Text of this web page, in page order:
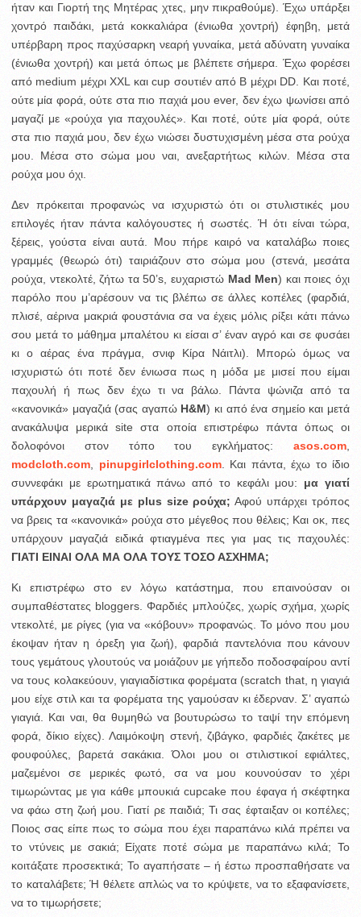
ήταν και Γιορτή της Μητέρας χτες, μην πικραθούμε). Έχω υπάρξει
χοντρό παιδάκι, μετά κοκκαλιάρα (ένιωθα χοντρή) έφηβη, μετά
υπέρβαρη προς παχύσαρκη νεαρή γυναίκα, μετά αδύνατη γυναίκα
(ένιωθα χοντρή) και μετά όπως με βλέπετε σήμερα. Έχω φορέσει
από medium μέχρι XXL και cup σουτιέν από B μέχρι DD. Και ποτέ,
ούτε μία φορά, ούτε στα πιο παχιά μου ever, δεν έχω ψωνίσει από
μαγαζί με «ρούχα για παχουλές». Και ποτέ, ούτε μία φορά, ούτε
στα πιο παχιά μου, δεν έχω νιώσει δυστυχισμένη μέσα στα ρούχα
μου. Μέσα στο σώμα μου ναι, ανεξαρτήτως κιλών. Μέσα στα
ρούχα μου όχι.
Δεν πρόκειται προφανώς να ισχυριστώ ότι οι στυλιστικές μου
επιλογές ήταν πάντα καλόγουστες ή σωστές. Ή ότι είναι τώρα,
ξέρεις, γούστα είναι αυτά. Μου πήρε καιρό να καταλάβω ποιες
γραμμές (θεωρώ ότι) ταιριάζουν στο σώμα μου (στενά, μεσάτα
ρούχα, ντεκολτέ, ζήτω τα 50’s, ευχαριστώ Mad Men) και ποιες όχι
παρόλο που μ’αρέσουν να τις βλέπω σε άλλες κοπέλες (φαρδιά,
πλισέ, αέρινα μακριά φουστάνια σα να έχεις μόλις ρίξει κάτι πάνω
σου μετά το μάθημα μπαλέτου κι είσαι σ’ έναν αγρό και σε φυσάει
κι ο αέρας ένα πράγμα, σνιφ Κίρα Νάιτλι). Μπορώ όμως να
ισχυριστώ ότι ποτέ δεν ένιωσα πως η μόδα με μισεί που είμαι
παχουλή ή πως δεν έχω τι να βάλω. Πάντα ψώνιζα από τα
«κανονικά» μαγαζιά (σας αγαπώ H&M) κι από ένα σημείο και μετά
ανακάλυψα μερικά site στα οποία επιστρέφω πάντα όπως οι
δολοφόνοι στον τόπο του εγκλήματος: asos.com
modcloth.com
pinupgirlclothing.com. Και πάντα, έχω το ίδιο
συννεφάκι με ερωτηματικά πάνω από το κεφάλι μου: μα γιατί
υπάρχουν μαγαζιά με plus size ρούχα; Αφού υπάρχει τρόπος
να βρεις τα «κανονικά» ρούχα στο μέγεθος που θέλεις; Και οκ, πες
υπάρχουν μαγαζιά ειδικά φτιαγμένα πες για μας τις παχουλές:
ΓΙΑΤΙ ΕΙΝΑΙ ΟΛΑ ΜΑ ΟΛΑ ΤΟΥΣ ΤΟΣΟ ΑΣΧΗΜΑ;
Κι επιστρέφω στο εν λόγω κατάστημα, που επαινούσαν οι
συμπαθέστατες bloggers. Φαρδιές μπλούζες, χωρίς σχήμα, χωρίς
ντεκολτέ, με ρίγες (για να «κόβουν» προφανώς. Το μόνο που μου
έκοψαν ήταν η όρεξη για ζωή), φαρδιά παντελόνια που κάνουν
τους γεμάτους γλουτούς να μοιάζουν με γήπεδο ποδοσφαίρου αντί
να τους κολακεύουν, γιαγιαδίστικα φορέματα (scratch that, η γιαγιά
μου είχε στιλ και τα φορέματα της γαμούσαν κι έδερναν. Σ’ αγαπώ
γιαγιά. Και ναι, θα θυμηθώ να βουτυρώσω το ταψί την επόμενη
φορά, δίκιο είχες). Λαιμόκοψη στενή, ζιβάγκο, φαρδιές ζακέτες με
φουφούλες, βαρετά σακάκια. Όλοι μου οι στιλιστικοί εφιάλτες,
μαζεμένοι σε μερικές φωτό, σα να μου κουνούσαν το χέρι
τιμωρώντας με για κάθε μπουκιά cupcake που έφαγα ή σκέφτηκα
να φάω στη ζωή μου. Γιατί ρε παιδιά; Τι σας έφταιξαν οι κοπέλες;
Ποιος σας είπε πως το σώμα που έχει παραπάνω κιλά πρέπει να
το ντύνεις με σακιά; Είχατε ποτέ σώμα με παραπάνω κιλά; Το
κοιτάξατε προσεκτικά; Το αγαπήσατε – ή έστω προσπαθήσατε να
το καταλάβετε; Ή θέλετε απλώς να το κρύψετε, να το εξαφανίσετε,
να το τιμωρήσετε;